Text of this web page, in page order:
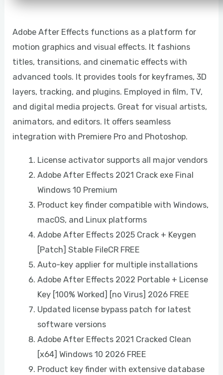
Adobe After Effects functions as a platform for
motion graphics and visual effects. It fashions
titles, transitions, and cinematic effects with
advanced tools. It provides tools for keyframes, 3D
layers, tracking, and plugins. Employed in film, TV,
and digital media projects. Great for visual artists,
animators, and editors. It offers seamless
integration with Premiere Pro and Photoshop.
License activator supports all major vendors
Adobe After Effects 2021 Crack exe Final
Windows 10 Premium
Product key finder compatible with Windows,
macOS, and Linux platforms
Adobe After Effects 2025 Crack + Keygen
[Patch] Stable FileCR FREE
Auto-key applier for multiple installations
Adobe After Effects 2022 Portable + License
Key [100% Worked] [no Virus] 2026 FREE
Updated license bypass patch for latest
software versions
Adobe After Effects 2021 Cracked Clean
[x64] Windows 10 2026 FREE
Product key finder with extensive database